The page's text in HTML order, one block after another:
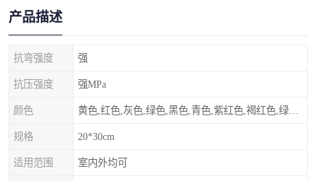
产品描述
抗弯强度 强
抗压强度 强MPa
颜色
规格 20*30cm
适用范围 室内外均可